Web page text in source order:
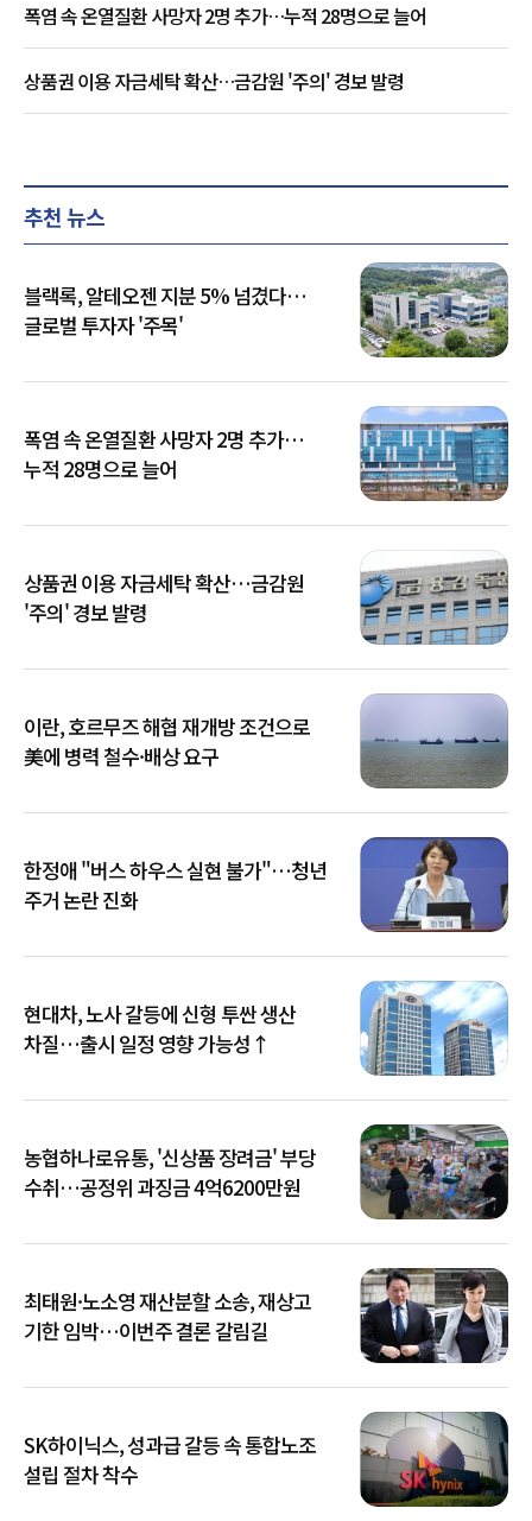
폭염 속 온열질환 사망자 2명 추가…누적 28명으로 늘어
상품권 이용 자금세탁 확산…금감원 '주의' 경보 발령
추천 뉴스
블랙록, 알테오젠 지분 5% 넘겼다…
글로벌 투자자 '주목'
폭염 속 온열질환 사망자 2명 추가…
누적 28명으로 늘어
상품권 이용 자금세탁 확산…금감원
'주의' 경보 발령
이란, 호르무즈 해협 재개방 조건으로
美에 병력 철수·배상 요구
한정애 "버스 하우스 실현 불가"…청년
주거 논란 진화
현대차, 노사 갈등에 신형 투싼 생산
차질…출시 일정 영향 가능성↑
농협하나로유통, '신상품 장려금' 부당
수취…공정위 과징금 4억6200만원
최태원·노소영 재산분할 소송, 재상고
기한 임박…이번주 결론 갈림길
SK하이닉스, 성과급 갈등 속 통합노조
설립 절차 착수